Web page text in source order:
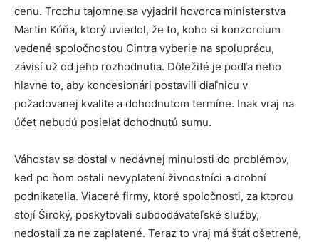
cenu. Trochu tajomne sa vyjadril hovorca ministerstva
Martin Kóňa, ktorý uviedol, že to, koho si konzorcium
vedené spoločnosťou Cintra vyberie na spoluprácu,
závisí už od jeho rozhodnutia. Dôležité je podľa neho
hlavne to, aby koncesionári postavili diaľnicu v
požadovanej kvalite a dohodnutom termíne. Inak vraj na
účet nebudú posielať dohodnutú sumu.
Váhostav sa dostal v nedávnej minulosti do problémov,
keď po ňom ostali nevyplatení živnostníci a drobní
podnikatelia. Viaceré firmy, ktoré spoločnosti, za ktorou
stojí Široký, poskytovali subdodávateľské služby,
nedostali za ne zaplatené. Teraz to vraj má štát ošetrené,